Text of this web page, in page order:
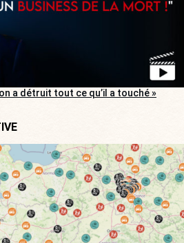
a détruit tout ce qu’il a touché »